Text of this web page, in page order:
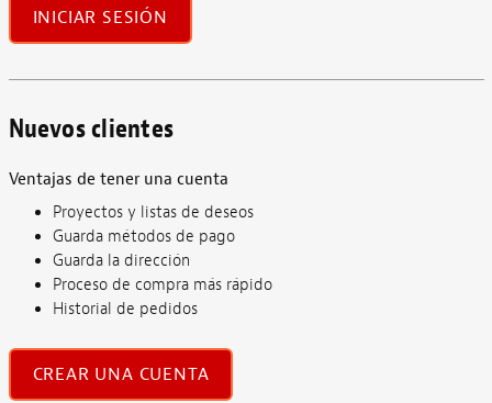
INICIAR SESIÓN
Nuevos clientes
Ventajas de tener una cuenta
Proyectos y listas de deseos
Guarda métodos de pago
Guarda la dirección
Proceso de compra más rápido
Historial de pedidos
CREAR UNA CUENTA